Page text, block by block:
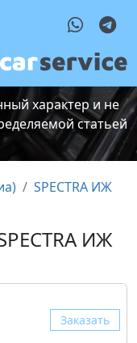
характер и не
статьей
SPECTRA ИЖ
ИЖ
Заказать